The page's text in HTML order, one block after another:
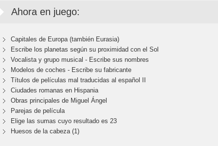
Ahora en juego:
Capitales de Europa (también Eurasia)
Escribe los planetas según su proximidad con el Sol
Vocalista y grupo musical - Escribe sus nombres
Modelos de coches - Escribe su fabricante
Títulos de películas mal traducidas al español II
Ciudades romanas en Hispania
Obras principales de Miguel Ángel
Parejas de película
Elige las sumas cuyo resultado es 23
Huesos de la cabeza (1)